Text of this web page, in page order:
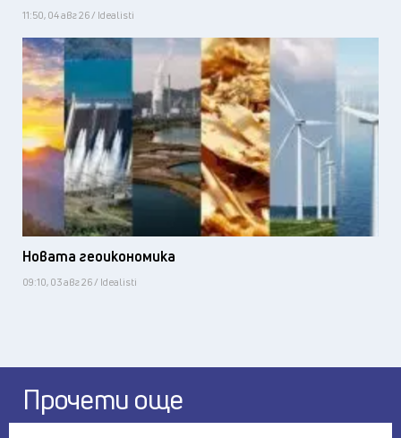
11:50, 04 авг 26 / Idealisti
Новата геоикономика
09:10, 03 авг 26 / Idealisti
Прочети още